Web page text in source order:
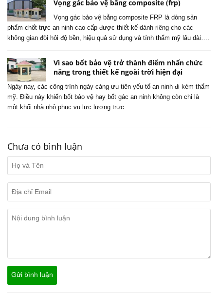
Vọng gác bảo vệ bằng composite (frp)
Vọng gác bảo vệ bằng composite FRP là dòng sản
phẩm chốt trực an ninh cao cấp được thiết kế dành riêng cho các
không gian đòi hỏi độ bền, hiệu quả sử dụng và tính thẩm mỹ lâu dài….
Vì sao bốt bảo vệ trở thành điểm nhấn chức
năng trong thiết kế ngoài trời hiện đại
Ngày nay, các công trình ngày càng ưu tiên yếu tố an ninh đi kèm thẩm
mỹ. Điều này khiến bốt bảo vệ hay bốt gác an ninh không còn chỉ là
một khối nhà nhỏ phục vụ lực lượng trực…
Chưa có bình luận